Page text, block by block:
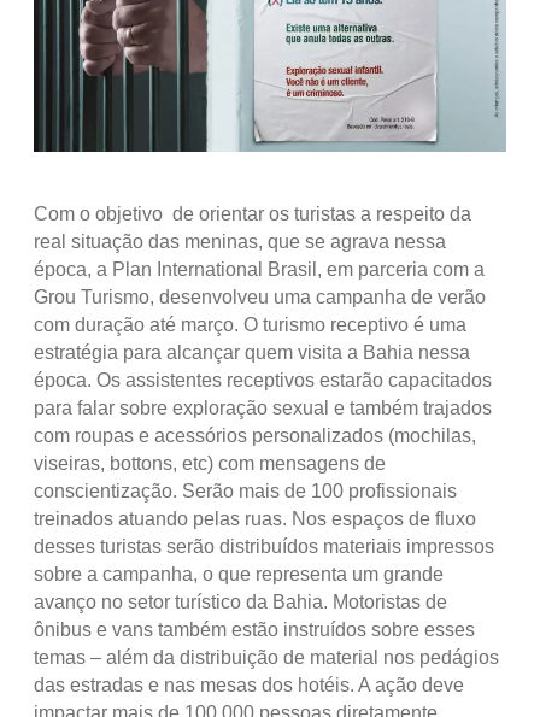
Com o objetivo de orientar os turistas a respeito da
real situação das meninas, que se agrava nessa
época, a Plan International Brasil, em parceria com a
Grou Turismo, desenvolveu uma campanha de verão
com duração até março. O turismo receptivo é uma
estratégia para alcançar quem visita a Bahia nessa
época. Os assistentes receptivos estarão capacitados
para falar sobre exploração sexual e também trajados
com roupas e acessórios personalizados (mochilas,
viseiras, bottons, etc) com mensagens de
conscientização. Serão mais de 100 profissionais
treinados atuando pelas ruas. Nos espaços de fluxo
desses turistas serão distribuídos materiais impressos
sobre a campanha, o que representa um grande
avanço no setor turístico da Bahia. Motoristas de
ônibus e vans também estão instruídos sobre esses
temas – além da distribuição de material nos pedágios
das estradas e nas mesas dos hotéis. A ação deve